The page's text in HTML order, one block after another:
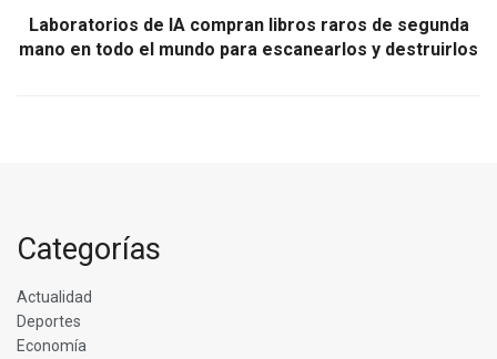
Laboratorios de IA compran libros raros de segunda
mano en todo el mundo para escanearlos y destruirlos
Categorías
Actualidad
Deportes
Economía